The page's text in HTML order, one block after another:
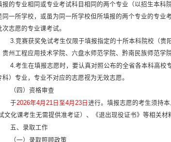
报的专业相同或专业考试科目相同的两个专业（以招生本
同一所学校，或虽为同一所学校但所填报的两个专业的专
次志愿的专业课考试。
3.竞赛获奖免试考生仅限于填报指定的十所本科院校（
贵州工程应用技术学院、六盘水师范学院、黔南民族师范学
4.考生在填报志愿时，要认真对照公布的全省各本科高
科）专业，专业不对应的志愿视为无效志愿。
（四）资格审查
于2026年4月21日至4月23日进行。填报志愿的考生须持
文化课考生无需提供准考证）、《退出现役证书》等相关材
五、录取工作
（一）录取照顾政策